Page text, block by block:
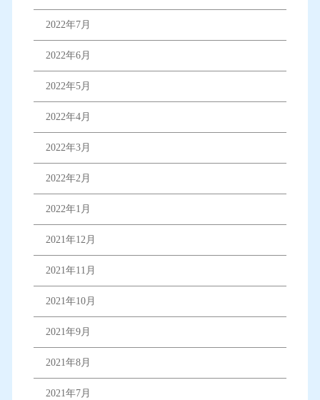
2022年7月
2022年6月
2022年5月
2022年4月
2022年3月
2022年2月
2022年1月
2021年12月
2021年11月
2021年10月
2021年9月
2021年8月
2021年7月